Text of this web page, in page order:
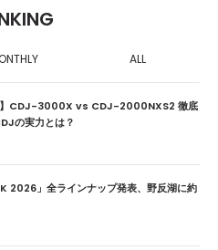
ALL
】CDJ-3000X vs CDJ-2000NXS2 徹底
の実力とは？
2026」全ラインナップ発表、野反湖に約